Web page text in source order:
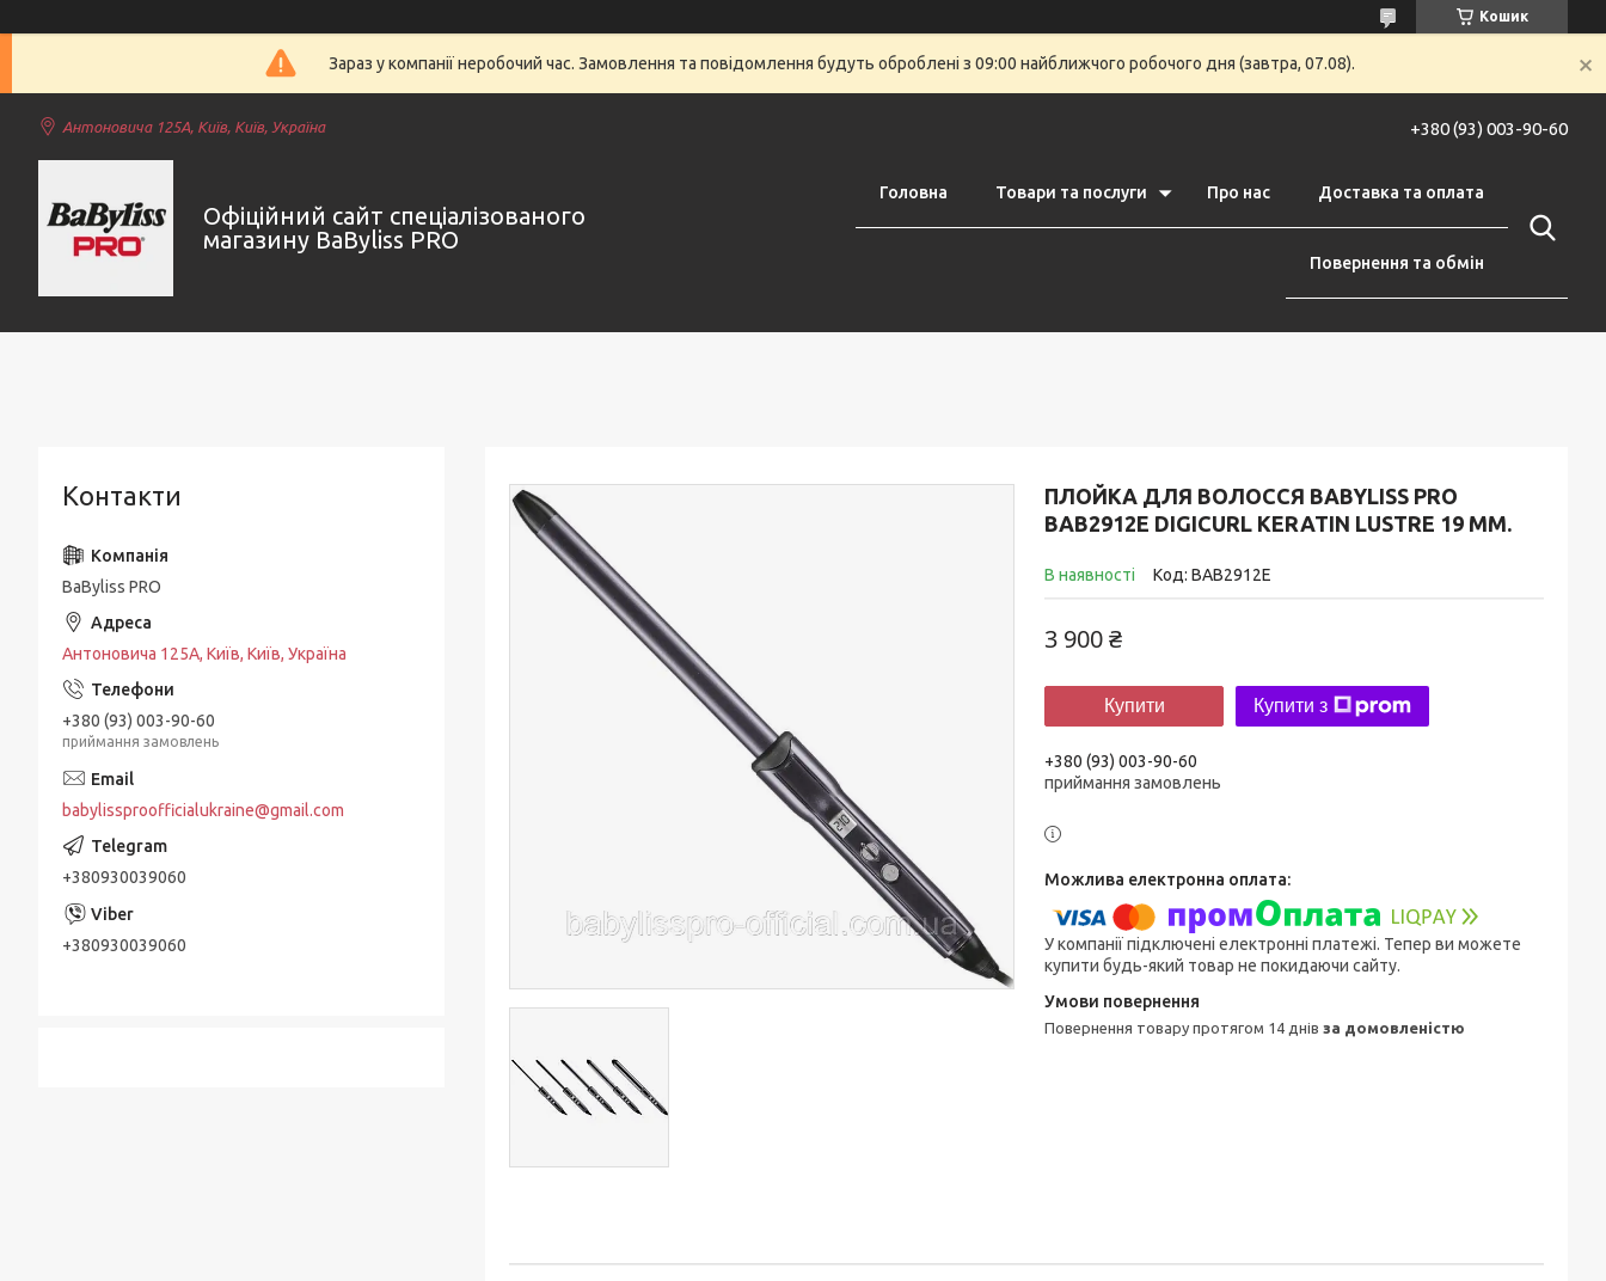
Кошик
Зараз у компанії неробочий час. Замовлення та повідомлення будуть оброблені з 09:00 найближчого робочого дня (завтра, 07.08).
Антоновича 125А, Київ, Київ, Україна +380 (93) 003-90-60
Офіційний сайт спеціалізованого
магазину BaByliss PRO
Головна Товари та послуги Про нас Доставка та оплата
Повернення та обмін
ПЛОЙКА ДЛЯ ВОЛОССЯ BABYLISS PRO
BAB2912E DIGICURL KERATIN LUSTRE 19 ММ.
В наявності Код: BAB2912E
3 900 ₴
Купити Купити з
+380 (93) 003-90-60
приймання замовлень
У компанії підключені електронні платежі. Тепер ви можете
купити будь-який товар не покидаючи сайту.
повернення товару протягом 14 днів за домовленістю
Контакти
BaByliss PRO
Антоновича 125А, Київ, Київ, Україна
+380 (93) 003-90-60
приймання замовлень
babylissproofficialukraine@gmail.com
+380930039060
+380930039060